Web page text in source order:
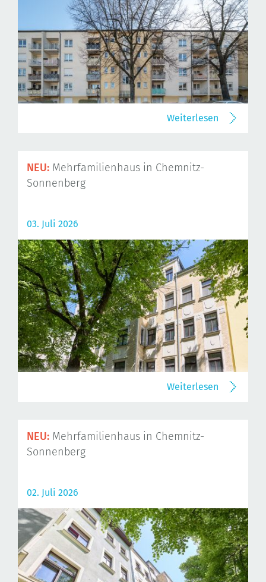
Weiterlesen
NEU: Mehrfamilienhaus in Chemnitz-
Sonnenberg
03. Juli 2026
Weiterlesen
NEU: Mehrfamilienhaus in Chemnitz-
Sonnenberg
02. Juli 2026